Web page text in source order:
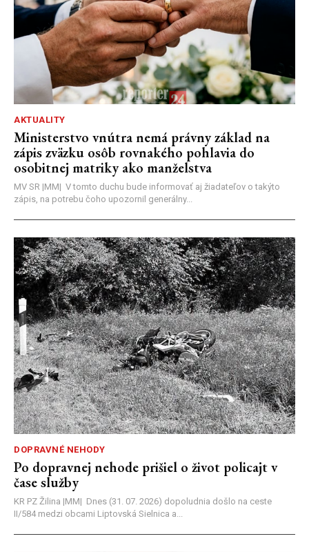
AKTUALITY
Ministerstvo vnútra nemá právny základ na
zápis zväzku osôb rovnakého pohlavia do
osobitnej matriky ako manželstva
MV SR |MM| V tomto duchu bude informovať aj žiadateľov o takýto
zápis, na potrebu čoho upozornil generálny...
DOPRAVNÉ NEHODY
Po dopravnej nehode prišiel o život policajt v
čase služby
KR PZ Žilina |MM| Dnes (31. 07. 2026) dopoludnia došlo na ceste
II/584 medzi obcami Liptovská Sielnica a...